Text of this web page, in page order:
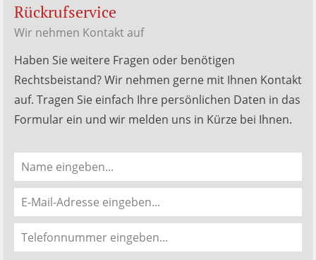
Rückrufservice
Wir nehmen Kontakt auf
Haben Sie weitere Fragen oder benötigen
Rechtsbeistand? Wir nehmen gerne mit Ihnen Kontakt
auf. Tragen Sie einfach Ihre persönlichen Daten in das
Formular ein und wir melden uns in Kürze bei Ihnen.